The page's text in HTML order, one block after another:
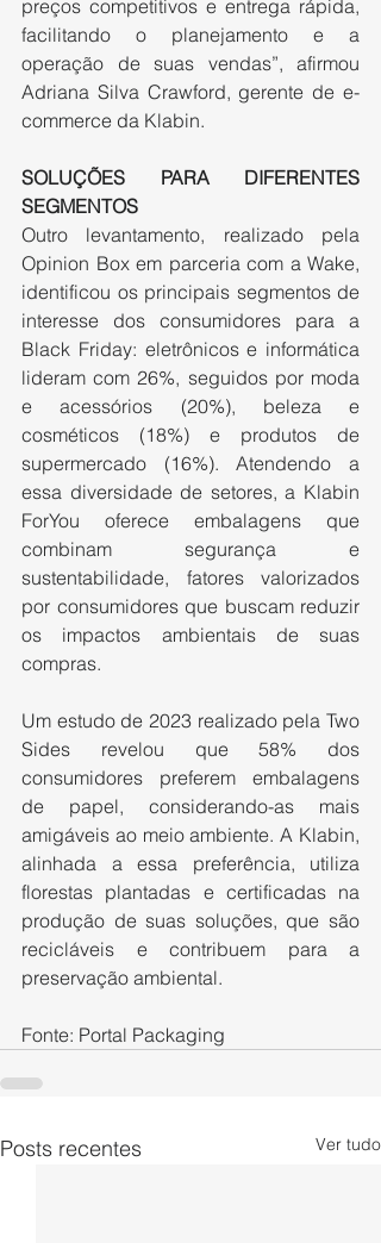
preços competitivos e entrega rápida,
facilitando o planejamento e a
operação de suas vendas”, afirmou
Adriana Silva Crawford, gerente de e-
commerce da Klabin.
SOLUÇÕES PARA DIFERENTES
SEGMENTOS
Outro levantamento, realizado pela
Opinion Box em parceria com a Wake,
identificou os principais segmentos de
interesse dos consumidores para a
Black Friday: eletrônicos e informática
lideram com 26%, seguidos por moda
e acessórios (20%), beleza e
cosméticos (18%) e produtos de
supermercado (16%). Atendendo a
essa diversidade de setores, a Klabin
ForYou oferece embalagens que
combinam segurança e
sustentabilidade, fatores valorizados
por consumidores que buscam reduzir
os impactos ambientais de suas
compras.
Um estudo de 2023 realizado pela Two
Sides revelou que 58% dos
consumidores preferem embalagens
de papel, considerando-as mais
amigáveis ao meio ambiente. A Klabin,
alinhada a essa preferência, utiliza
florestas plantadas e certificadas na
produção de suas soluções, que são
recicláveis e contribuem para a
preservação ambiental.
Fonte: Portal Packaging
Posts recentes Ver tudo